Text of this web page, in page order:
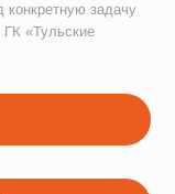
конкретную задачу
ГК «Тульские